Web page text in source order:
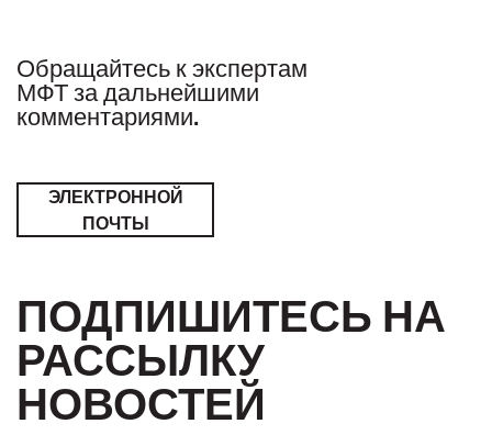
Обращайтесь к экспертам
МФТ за дальнейшими
комментариями.
ЭЛЕКТРОННОЙ
ПОЧТЫ
ПОДПИШИТЕСЬ НА
РАССЫЛКУ
НОВОСТЕЙ